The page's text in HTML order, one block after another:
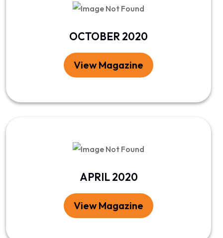
OCTOBER 2020
View Magazine
APRIL 2020
View Magazine